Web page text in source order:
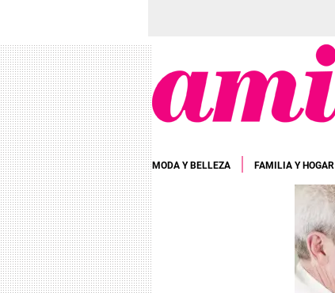
MODA Y BELLEZA FAMILIA Y HOGAR